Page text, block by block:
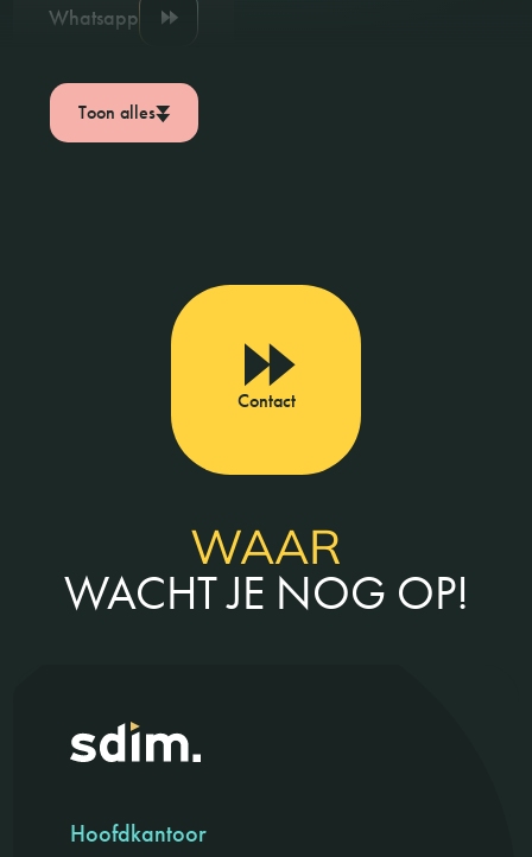
Whatsapp
Toon alles
Contact
WAAR
WACHT JE NOG OP!
Hoofdkantoor